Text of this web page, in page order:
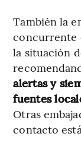
También la
concurrente
la situación
alertas y
fuentes
Otras
contacto